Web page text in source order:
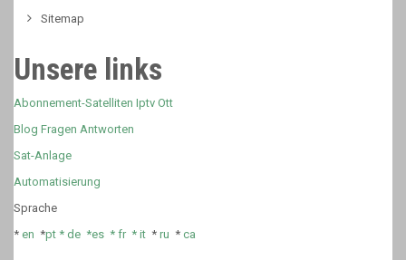
Sitemap
Unsere links
Abonnement-Satelliten Iptv Ott
Blog Fragen Antworten
Sat-Anlage
Automatisierung
Sprache
* en *pt * de *es * fr* it * ru * ca